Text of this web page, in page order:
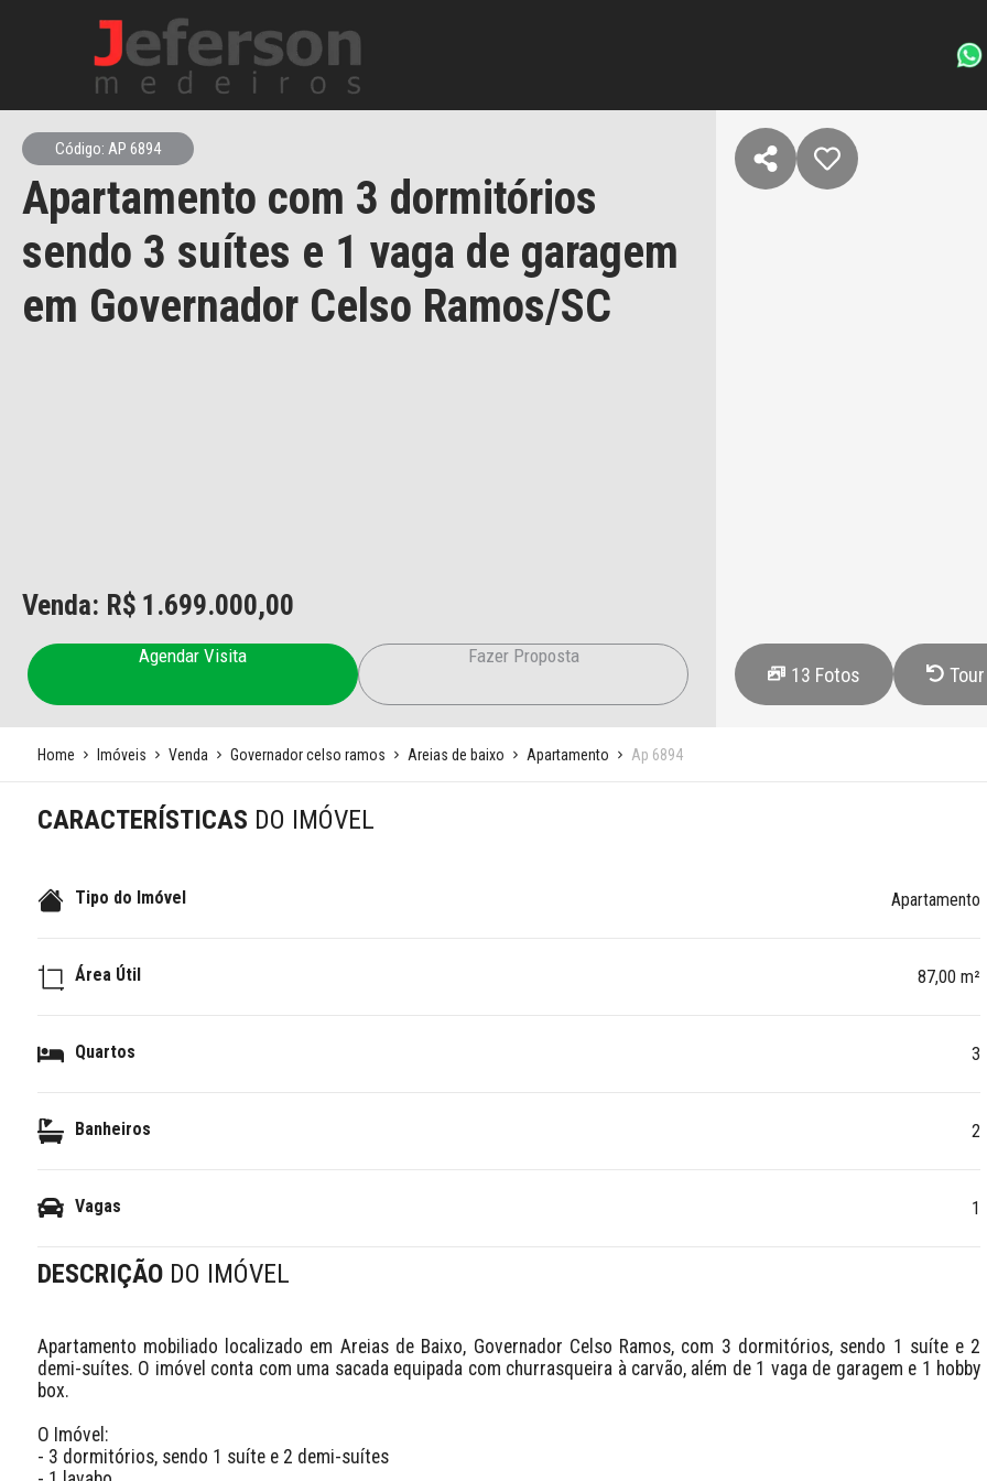
Código: AP 6894
Apartamento com 3 dormitórios
sendo 3 suítes e 1 vaga de garagem
em Governador Celso Ramos/SC
Venda: R$ 1.699.000,00
Agendar Visita Fazer Proposta
13 Fotos
Home Imóveis Venda Governador celso ramos Areias de baixo Apartamento Ap 6894
CARACTERÍSTICAS DO IMÓVEL
Tipo do Imóvel Apartamento
Área Útil 87,00 m²
Quartos 3
Banheiros 2
Vagas 1
DESCRIÇÃO DO IMÓVEL
Apartamento mobiliado localizado em Areias de Baixo, Governador Celso Ramos, com 3 dormitórios, sendo 1 suíte e 2
demi-suítes. O imóvel conta com uma sacada equipada com churrasqueira à carvão, além de 1 vaga de garagem e 1 hobby
box.
O Imóvel:
- 3 dormitórios, sendo 1 suíte e 2 demi-suítes